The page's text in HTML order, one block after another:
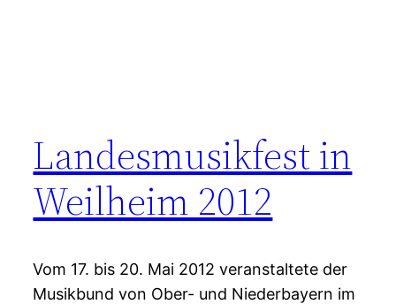
Landesmusikfest in
Weilheim 2012
Vom 17. bis 20. Mai 2012 veranstaltete der
Musikbund von Ober- und Niederbayern im